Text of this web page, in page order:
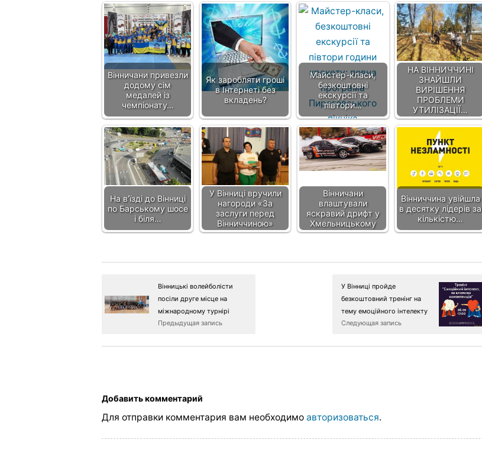
Вінничани привезли
додому сім
медалей із
чемпіонату…
Як заробляти гроші
в Інтернеті без
вкладень?
Майстер-класи,
безкоштовні
екскурсії та
півтори…
НА ВІННИЧЧИНІ
ЗНАЙШЛИ
ВИРІШЕННЯ
ПРОБЛЕМИ
УТИЛІЗАЦІЇ…
На в’їзді до Вінниці
по Барському шосе
і біля…
У Вінниці вручили
нагороди «За
заслуги перед
Вінниччиною»
Вінничани
влаштували
яскравий дрифт у
Хмельницькому
Вінниччина увійшла
в десятку лідерів за
кількістю…
Вінницькі волейболісти
посіли друге місце на
міжнародному турнірі
Предыдущая запись
У Вінниці пройде
безкоштовний тренінг на
тему емоційного інтелекту
Следующая запись
Добавить комментарий
Для отправки комментария вам необходимо авторизоваться.